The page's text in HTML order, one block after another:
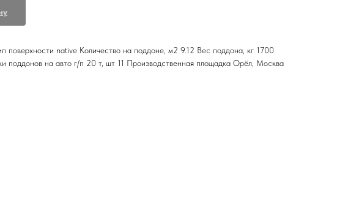
поверхности native Количество на поддоне, м2 9.12 Вес поддона, кг 1700
поддонов на авто г/п 20 т, шт 11 Производственная площадка Орёл, Москва